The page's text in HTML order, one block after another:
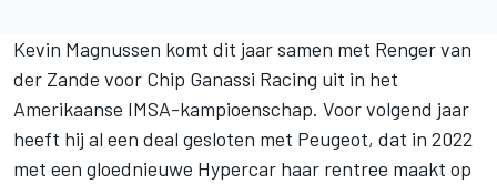
Kevin Magnussen komt dit jaar samen met Renger van
der Zande voor Chip Ganassi Racing uit in het
Amerikaanse IMSA-kampioenschap. Voor volgend jaar
heeft hij al een deal gesloten met Peugeot, dat in 2022
met een gloednieuwe Hypercar haar rentree maakt op